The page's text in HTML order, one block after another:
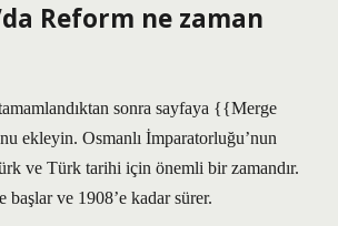
Reform ne zaman
sonra sayfaya {{Merge
ekleyin. Osmanlı İmparatorluğu’nun
ve Türk tarihi için önemli bir zamandır.
başlar ve 1908’e kadar sürer.